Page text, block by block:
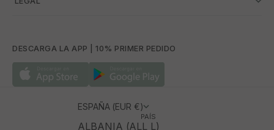
DESCARGA LA APP | 10% PRIMER PEDIDO
ESPAÑA (EUR €)
PAÍS
ALBANIA (ALL L)